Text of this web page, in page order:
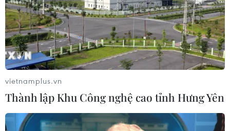
Thứ trưởng Bộ GD-ĐT: Thi lại không
phải để xóa bỏ trách nhiệm của thí
sinh
05/08/2026 09:19
Bắc Ninh: Tinh gọn hơn 50% đầu mối
cơ sở giáo dục công lập
05/08/2026 06:53
vietnamplus.vn
Thành lập Khu Công nghệ cao tỉnh Hưng Yên